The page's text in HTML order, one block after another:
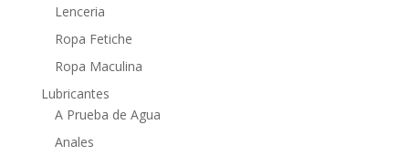
Lenceria
Ropa Fetiche
Ropa Maculina
Lubricantes
A Prueba de Agua
Anales